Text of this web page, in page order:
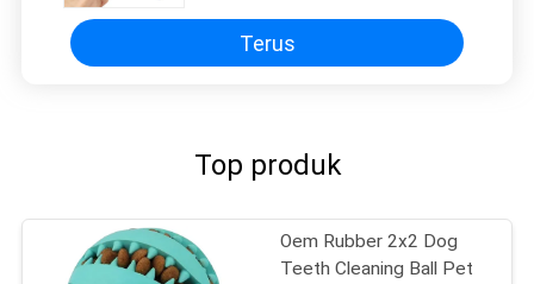
Terus
Top produk
Oem Rubber 2x2 Dog
Teeth Cleaning Ball Pet